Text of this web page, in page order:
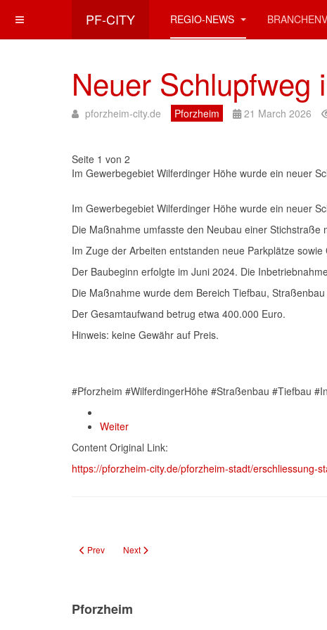
PF-CITY REGIO-NEWS
Neuer Schlupfweg
pforzheim-city.de Pforzheim 21 March 2026
Seite 1 von 2
Im Gewerbegebiet Wilferdinger Höhe wurde ein neuer
Im Gewerbegebiet Wilferdinger Höhe wurde ein neuer
Die Maßnahme umfasste den Neubau einer
Im Zuge der Arbeiten entstanden neue Parkplätze
Der Baubeginn erfolgte im Juni 2024. Die
Die Maßnahme wurde dem Bereich Tiefbau,
Der Gesamtaufwand betrug etwa 400.000 Euro.
Hinweis: keine Gewähr auf Preis.
#Pforzheim #WilferdingerHöhe #Straßenbau #Tiefbau
Weiter
Content Original Link:
https://pforzheim-city.de/pforzheim-stadt/erschliessung-
Previous article: Neubaugebiet Büchenbronn erschlossen und in
Prev Next article: Druckwerkstatt für Kinder in den
Next
Pforzheim